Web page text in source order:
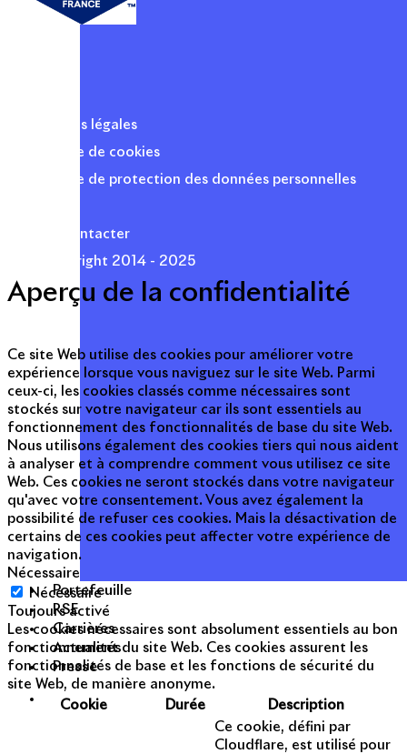
Portefeuille
RSE
Carrières
Actualités
Presse
Mentions légales
Politique de cookies
Politique de protection des données personnelles
Nous contacter
© Copyright 2014 - 2025
Aperçu de la confidentialité
Ce site Web utilise des cookies pour améliorer votre
expérience lorsque vous naviguez sur le site Web. Parmi
ceux-ci, les cookies classés comme nécessaires sont
stockés sur votre navigateur car ils sont essentiels au
fonctionnement des fonctionnalités de base du site Web.
Nous utilisons également des cookies tiers qui nous aident
à analyser et à comprendre comment vous utilisez ce site
Web. Ces cookies ne seront stockés dans votre navigateur
qu'avec votre consentement. Vous avez également la
possibilité de refuser ces cookies. Mais la désactivation de
certains de ces cookies peut affecter votre expérience de
navigation.
Nécessaire
Nécessaire
Toujours activé
Les cookies nécessaires sont absolument essentiels au bon
fonctionnement du site Web. Ces cookies assurent les
fonctionnalités de base et les fonctions de sécurité du
site Web, de manière anonyme.
Cookie
Durée Description
Ce cookie, défini par
Cloudflare, est utilisé pour